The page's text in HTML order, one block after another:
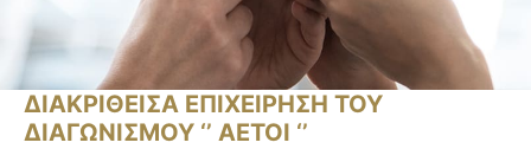
ΔΙΑΚΡΙΘΕΙΣΑ ΕΠΙΧΕΙΡΗΣΗ ΤΟΥ
ΔΙΑΓΩΝΙΣΜΟΥ ‘’ ΑΕΤΟΙ ‘’